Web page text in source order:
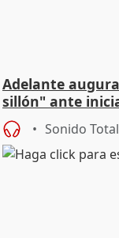
Adelante
sillón" ante
Sonido